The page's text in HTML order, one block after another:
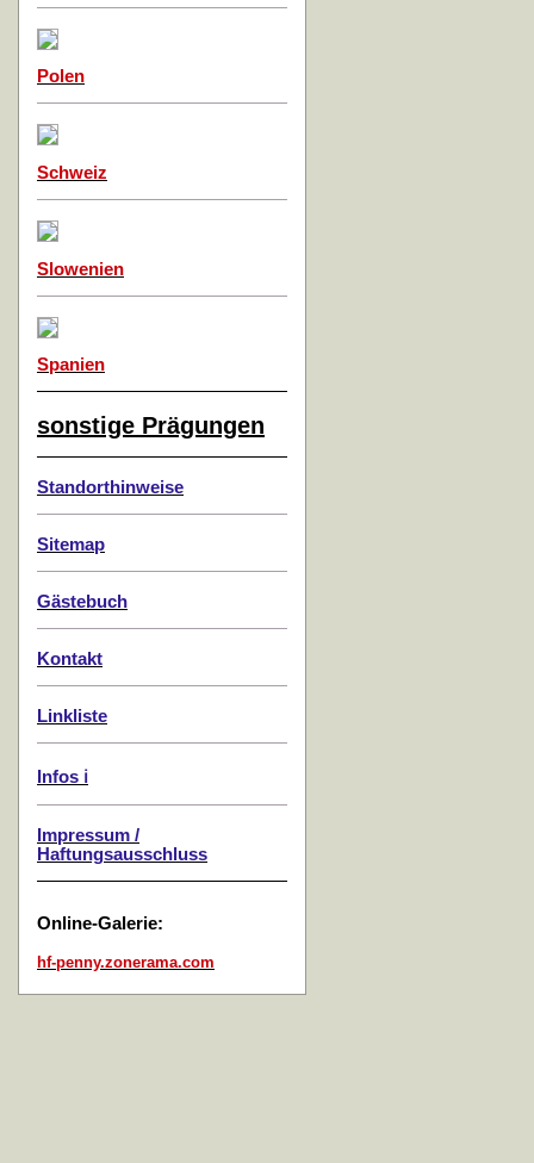
Polen
Schweiz
Slowenien
Spanien
sonstige Prägungen
Standorthinweise
Sitemap
Gästebuch
Kontakt
Linkliste
Infos ℹ️
Impressum /
Haftungsausschluss
Online-Galerie:
hf-penny.zonerama.com